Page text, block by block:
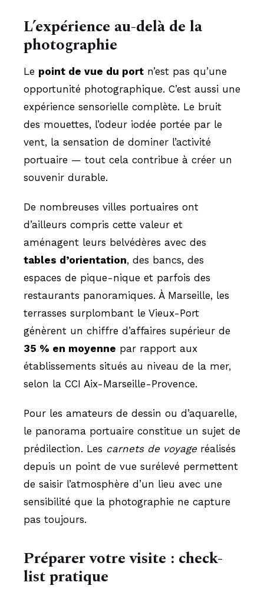
L’expérience au-delà de la
photographie
Le point de vue du port n’est pas qu’une
opportunité photographique. C’est aussi une
expérience sensorielle complète. Le bruit
des mouettes, l’odeur iodée portée par le
vent, la sensation de dominer l’activité
portuaire — tout cela contribue à créer un
souvenir durable.
De nombreuses villes portuaires ont
d’ailleurs compris cette valeur et
aménagent leurs belvédères avec des
tables d’orientation, des bancs, des
espaces de pique-nique et parfois des
restaurants panoramiques. À Marseille, les
terrasses surplombant le Vieux-Port
génèrent un chiffre d’affaires supérieur de
35 % en moyenne par rapport aux
établissements situés au niveau de la mer,
selon la CCI Aix-Marseille-Provence.
Pour les amateurs de dessin ou d’aquarelle,
le panorama portuaire constitue un sujet de
prédilection. Les carnets de voyageréalisés
depuis un point de vue surélevé permettent
de saisir l’atmosphère d’un lieu avec une
sensibilité que la photographie ne capture
pas toujours.
Préparer votre visite : check-
list pratique